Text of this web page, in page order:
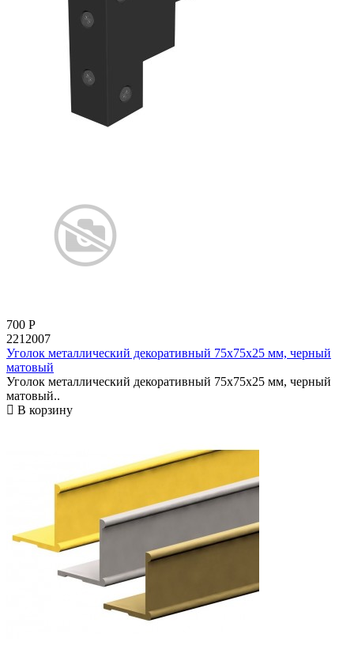
700 Р
2212007
Уголок металлический декоративный 75х75x25 мм, черный
матовый
Уголок металлический декоративный 75х75x25 мм, черный
матовый..
В корзину